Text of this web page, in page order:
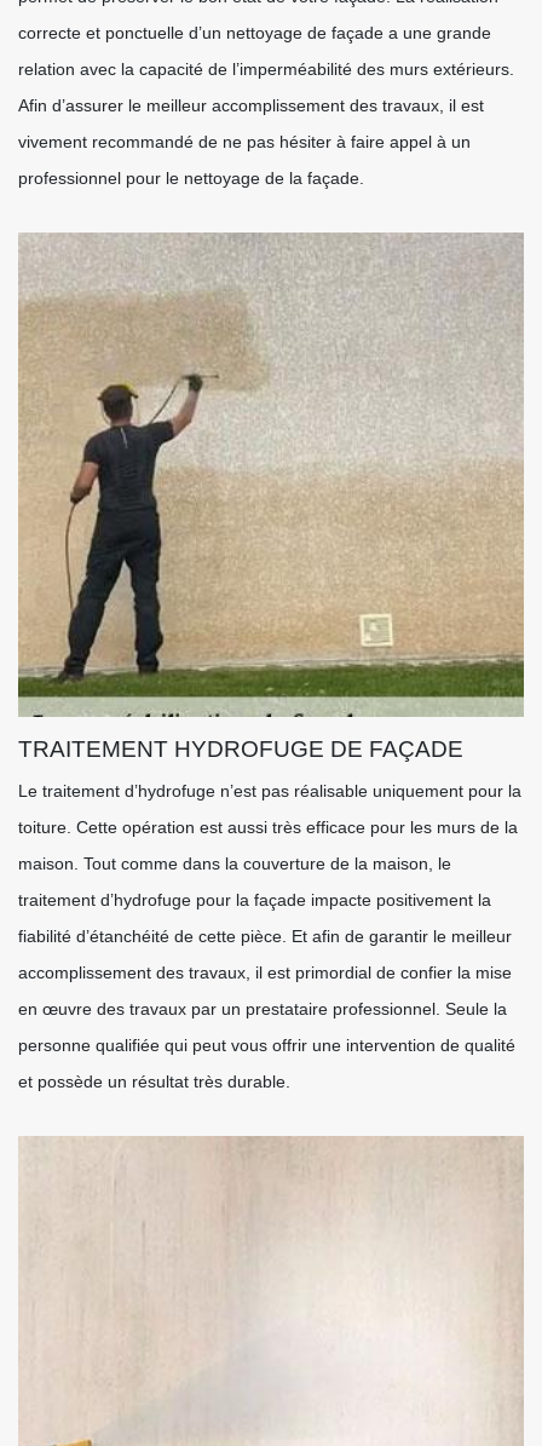
correcte et ponctuelle d’un nettoyage de façade a une grande
relation avec la capacité de l’imperméabilité des murs extérieurs.
Afin d’assurer le meilleur accomplissement des travaux, il est
vivement recommandé de ne pas hésiter à faire appel à un
professionnel pour le nettoyage de la façade.
TRAITEMENT HYDROFUGE DE FAÇADE
Le traitement d’hydrofuge n’est pas réalisable uniquement pour la
toiture. Cette opération est aussi très efficace pour les murs de la
maison. Tout comme dans la couverture de la maison, le
traitement d’hydrofuge pour la façade impacte positivement la
fiabilité d’étanchéité de cette pièce. Et afin de garantir le meilleur
accomplissement des travaux, il est primordial de confier la mise
en œuvre des travaux par un prestataire professionnel. Seule la
personne qualifiée qui peut vous offrir une intervention de qualité
et possède un résultat très durable.